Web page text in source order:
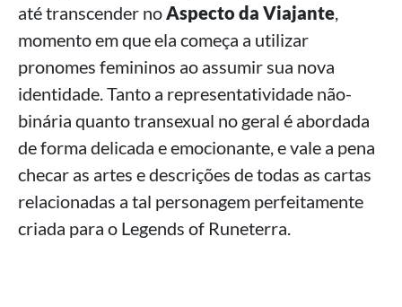
até transcender no Aspecto da Viajante
momento em que ela começa a utilizar
pronomes femininos ao assumir sua nova
identidade. Tanto a representatividade não-
binária quanto transexual no geral é abordada
de forma delicada e emocionante, e vale a pena
checar as artes e descrições de todas as cartas
relacionadas a tal personagem perfeitamente
criada para o Legends of Runeterra.